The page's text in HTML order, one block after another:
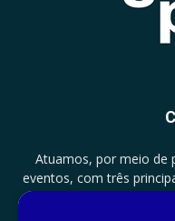
Atuamos, por meio de
eventos, com três
licenciamento e zero
documentar,